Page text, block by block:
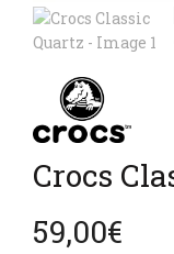
Crocs
59,00€